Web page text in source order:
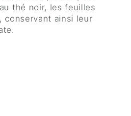
thé noir, les feuilles
conservant ainsi leur